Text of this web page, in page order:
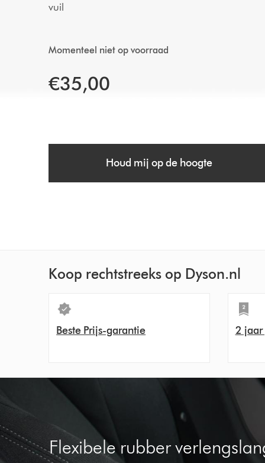
vuil
Momenteel niet op voorraad
€35,00
Houd mij op de hoogte
Koop rechtstreeks op Dyson.nl
Beste Prijs-garantie 2 jaar
Flexibele rubber